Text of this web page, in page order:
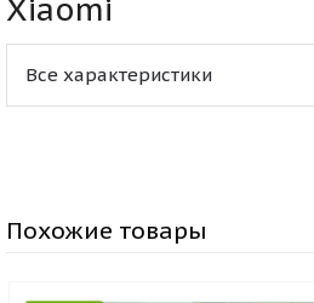
Xiaomi
Все характеристики
Похожие товары